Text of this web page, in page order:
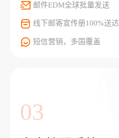
邮件EDM全球批量发送
线下邮寄宣传册100%送达
短信营销，多国覆盖
03